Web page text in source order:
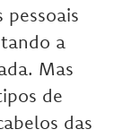
pessoais
a
Mas
de
das